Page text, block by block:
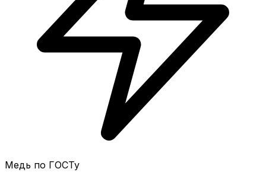
Медь по ГОСТу